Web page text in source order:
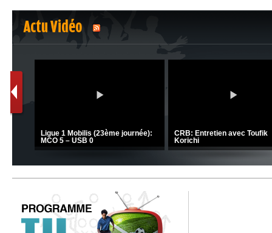
Actu Vidéo
1 2
CRB: Entretien avec Toufik
Korichi
Ligue 1 Mobilis (23ème journée):
MCO 5 – USB 0